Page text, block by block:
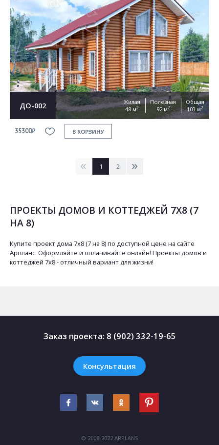
ДО-002
Жилая
48 м2
Полезная
92 м2
Общая
103 м2
35300₽ В КОРЗИНУ
< 1 2 >
ПРОЕКТЫ ДОМОВ И КОТТЕДЖЕЙ 7Х8 (7
НА 8)
Купите проект дома 7х8 (7 на 8) по доступной цене на сайте
Арпланс. Оформляйте и оплачивайте онлайн! Проекты домов и
коттеджей 7х8 - отличный вариант для жизни!
Заказ проекта: 8 (902) 332-19-65
Консультация
© 2008-2022 ARPLANS